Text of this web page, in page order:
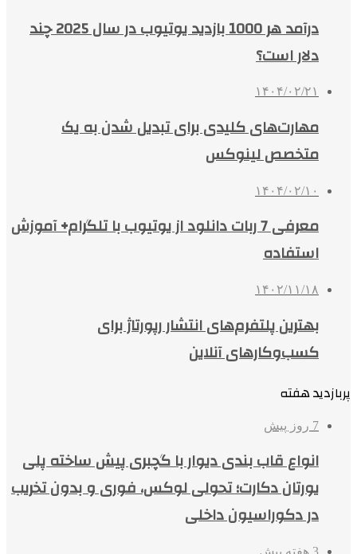
درآمد هر 1000 بازدید یوتیوب در سال 2025 چند
دلار است؟
۱۴۰۴/۰۲/۲۱
مهارت‌های کلیدی برای تبدیل شدن به یک
متخصص لینوکس
۱۴۰۴/۰۲/۱۰
معرفی 7 ربات دانلود از یوتیوب با تلگرام+ آموزش
استفاده
۱۴۰۲/۱۱/۱۸
بهترین پلتفرم‌های انتشار رپورتاژ برای
کسب‌وکارهای آنلاین
پربازدید هفته
7 روز پیش
انواع قاب بندی دیوار با گچبری پیش ساخته پلی
یورتان دکارت؛ تحولی لوکس، فوری و بدون تخریب
در دکوراسیون داخلی
3 هفته پیش